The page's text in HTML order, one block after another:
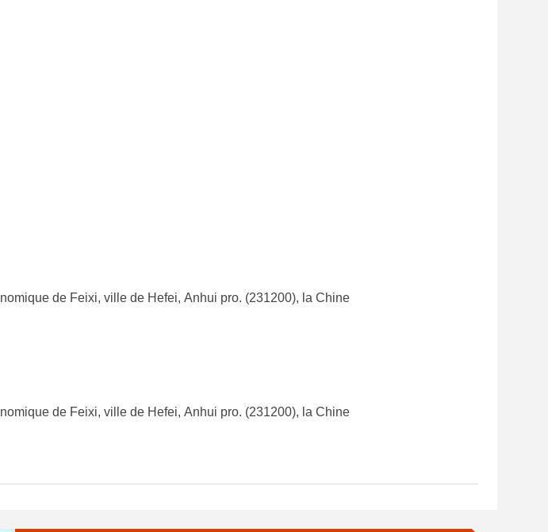
de Feixi, ville de Hefei, Anhui pro. (231200), la Chine
de Feixi, ville de Hefei, Anhui pro. (231200), la Chine